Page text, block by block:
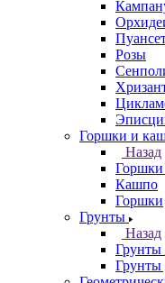
Розы
Горшки и
Назад
Кашпо
Горшки
Грунты
Назад
Грунты
Грунты